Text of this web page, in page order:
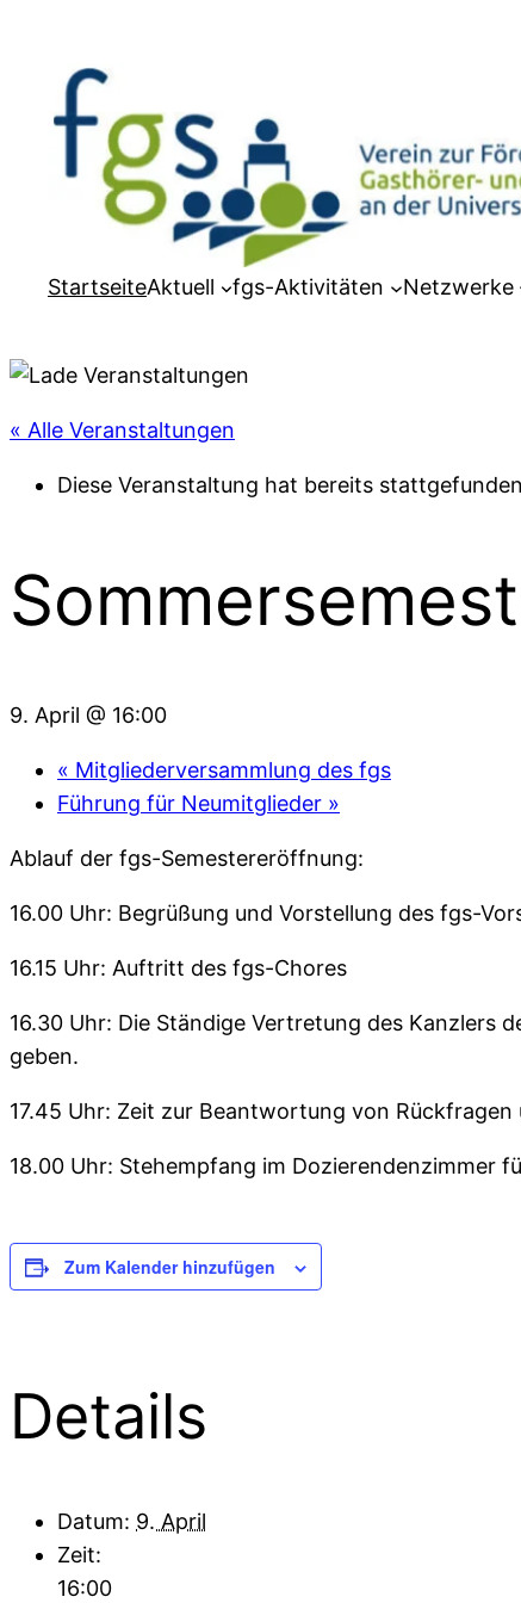
StartseiteAktuell fgs-Aktivitäten Netzwerke
« Alle Veranstaltungen
Diese Veranstaltung hat bereits
9. April @ 16:00
« Mitgliederversammlung des fgs
Führung für Neumitglieder »
Ablauf der fgs-Semestereröffnung:
16.00 Uhr: Begrüßung und Vorstellung des fgs-
16.15 Uhr: Auftritt des fgs-Chores
16.30 Uhr: Die Ständige Vertretung des Kanzlers
geben.
17.45 Uhr: Zeit zur Beantwortung von Rückfragen
18.00 Uhr: Stehempfang im Dozierendenzimmer
Zum Kalender hinzufügen
Details
Datum: 9. April
Zeit:
16:00